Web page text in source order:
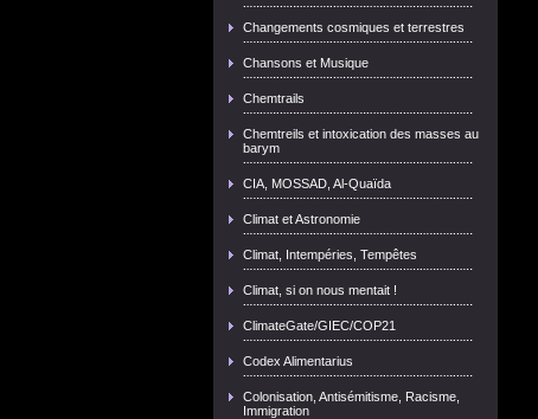
Changements cosmiques et terrestres
Chansons et Musique
Chemtrails
Chemtreils et intoxication des masses au
barym
CIA, MOSSAD, Al-Quaïda
Climat et Astronomie
Climat, Intempéries, Tempêtes
Climat, si on nous mentait !
ClimateGate/GIEC/COP21
Codex Alimentarius
Colonisation, Antisémitisme, Racisme,
Immigration